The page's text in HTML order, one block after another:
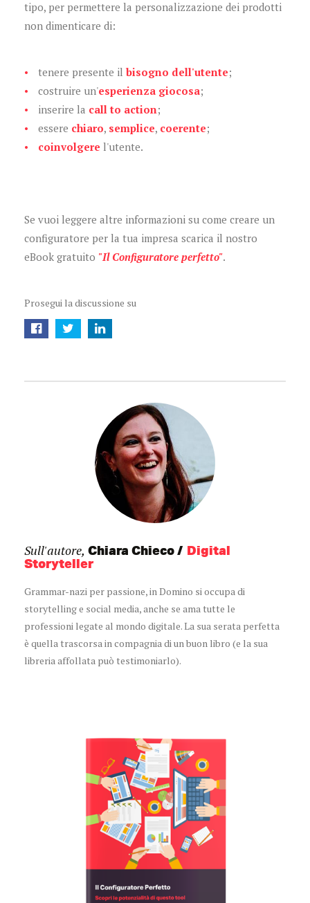
tipo, per permettere la personalizzazione dei prodotti
non dimenticare di:
tenere presente il bisogno dell'utente;
costruire un'esperienza giocosa;
inserire la call to action;
essere chiaro, semplice, coerente;
coinvolgere l'utente.
Se vuoi leggere altre informazioni su come creare un
configuratore per la tua impresa scarica il nostro
eBook gratuito "Il Configuratore perfetto".
Prosegui la discussione su
Sull'autore, Chiara Chieco
Digital
Storyteller
Grammar-nazi per passione, in Domino si occupa di
storytelling e social media, anche se ama tutte le
professioni legate al mondo digitale. La sua serata perfetta
è quella trascorsa in compagnia di un buon libro (e la sua
libreria affollata può testimoniarlo).